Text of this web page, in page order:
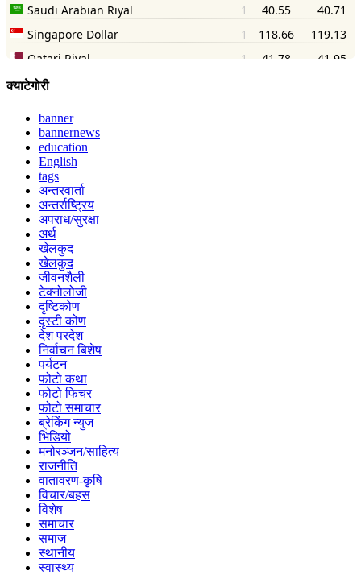
क्याटेगोरी
banner
bannernews
education
English
tags
अन्तरवार्ता
अन्तर्राष्ट्रिय
अपराध/सुरक्षा
अर्थ
खेलकुद
खेलकुद
जीवनशैली
टेक्नोलोजी
दृष्टिकोण
दृस्टी कोण
देश परदेश
निर्वाचन बिशेष
पर्यटन
फोटो कथा
फोटो फिचर
फोटो समाचार
ब्रेकिंग न्युज
भिडियो
मनोरञ्जन/साहित्य
राजनीति
वातावरण-कृषि
विचार/बहस
विशेष
समाचार
समाज
स्थानीय
स्वास्थ्य